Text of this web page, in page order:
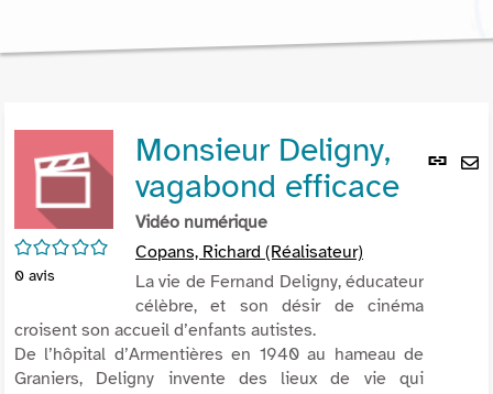
Lien
/5
0 avis
Monsieur Deligny,
vagabond efficace
Vidéo numérique
Copans, Richard (Réalisateur)
La vie de Fernand Deligny, éducateur
célèbre, et son désir de cinéma
croisent son accueil d’enfants autistes.
De l’hôpital d’Armentières en 1940 au hameau de
Graniers, Deligny invente des lieux de vie qui